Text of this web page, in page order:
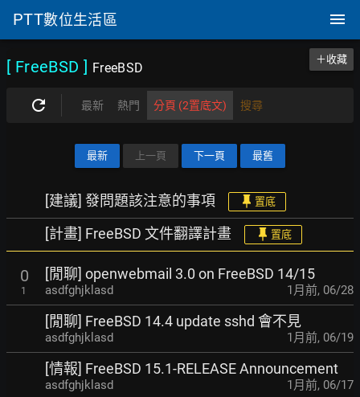
PTT數位生活區
[ FreeBSD ] FreeBSD
＋收藏
最新 熱門 分頁 (2置底文) 搜尋
最新 上一頁 下一頁 最舊
[建議] 發問題該注意的事項 置底
[計畫] FreeBSD 文件翻譯計畫 置底
0
1
[閒聊] openwebmail 3.0 on FreeBSD 14/15
asdfghjklasd 1月前, 06/28
[閒聊] FreeBSD 14.4 update sshd 會不見
asdfghjklasd 1月前, 06/19
[情報] FreeBSD 15.1-RELEASE Announcement
asdfghjklasd 1月前, 06/17